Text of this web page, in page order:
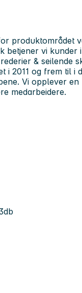
produktområdet
betjener vi kunder
& seilende
i 2011 og frem til i
Vi opplever
medarbeidere.